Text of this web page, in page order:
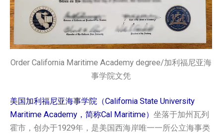
Order California Maritime Academy degree/加利福尼亚海
事学院文凭
美国加利福尼亚海事学院（California State University
Maritime Academy，简称Cal Maritime） 坐落于加州瓦列
霍市，创办于1929年，是美国西海岸唯一一所公立海事类